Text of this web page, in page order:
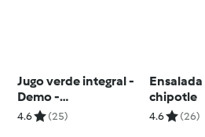
Jugo verde integral -
Demo -
presentadores
4.6 (25)
chipotle
4.6 (26)